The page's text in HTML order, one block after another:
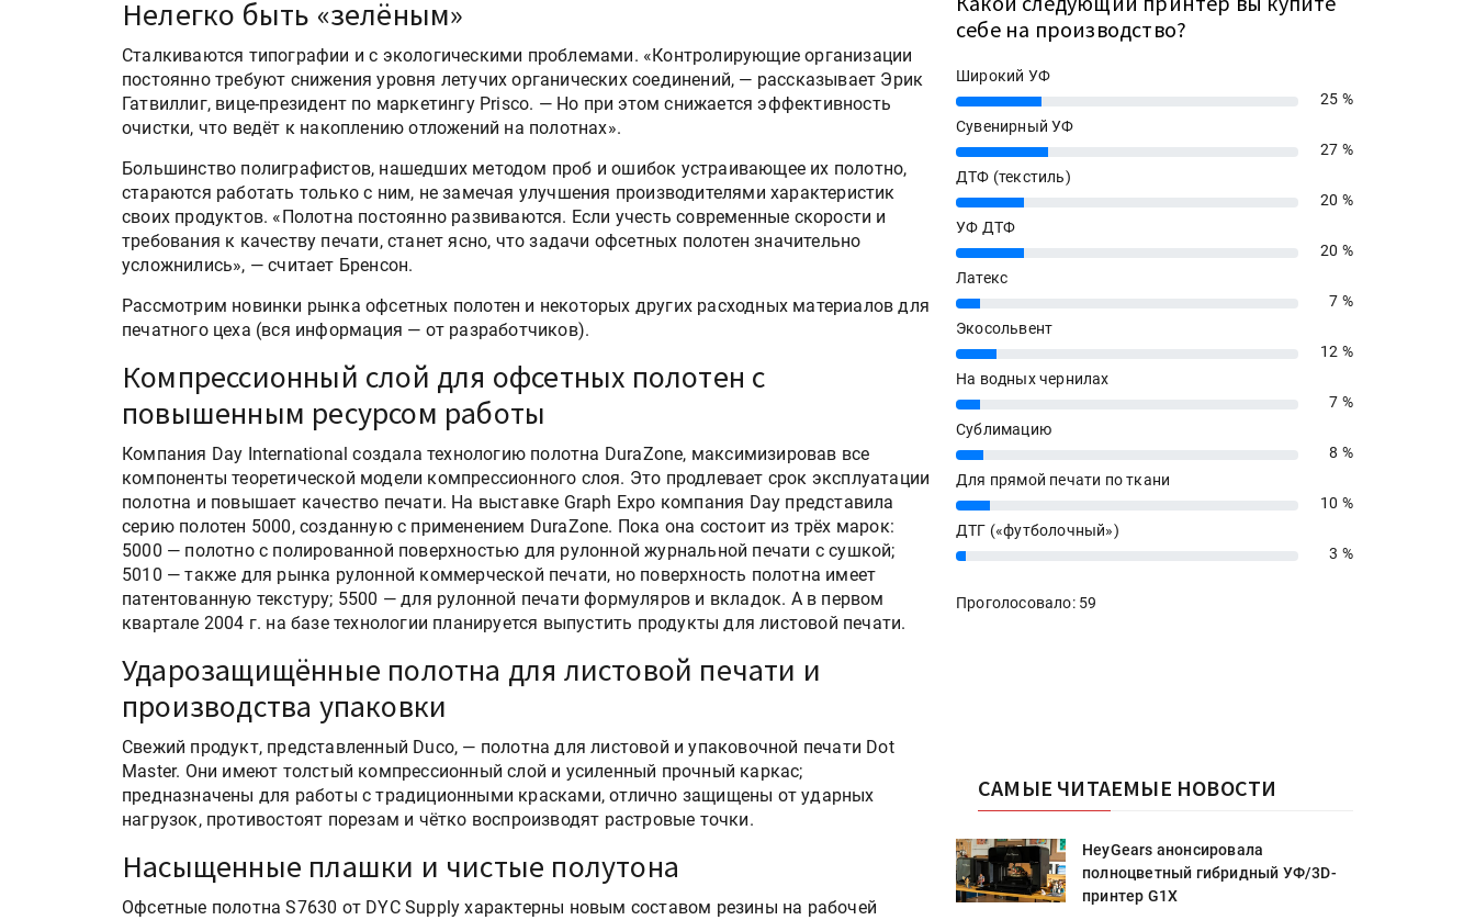
Нелегко быть «зелёным»
Сталкиваются типографии и с экологическими проблемами. «Контролирующие организации
постоянно требуют снижения уровня летучих органических соединений, — рассказывает Эрик
Гатвиллиг, вице-президент по маркетингу Prisco. — Но при этом снижается эффективность
очистки, что ведёт к накоплению отложений на полотнах».
Большинство полиграфистов, нашедших методом проб и ошибок устраивающее их полотно,
стараются работать только с ним, не замечая улучшения производителями характеристик
своих продуктов. «Полотна постоянно развиваются. Если учесть современные скорости и
требования к качеству печати, станет ясно, что задачи офсетных полотен значительно
усложнились», — считает Бренсон.
Рассмотрим новинки рынка офсетных полотен и некоторых других расходных материалов для
печатного цеха (вся информация — от разработчиков).
Компрессионный слой для офсетных полотен с
повышенным ресурсом работы
Компания Day International создала технологию полотна DuraZone, максимизировав все
компоненты теоретической модели компрессионного слоя. Это продлевает срок эксплуатации
полотна и повышает качество печати. На выставке Graph Expo компания Day представила
серию полотен 5000, созданную с применением DuraZone. Пока она состоит из трёх марок:
5000 — полотно с полированной поверхностью для рулонной журнальной печати с сушкой;
5010 — также для рынка рулонной коммерческой печати, но поверхность полотна имеет
патентованную текстуру; 5500 — для рулонной печати формуляров и вкладок. А в первом
квартале 2004 г. на базе технологии планируется выпустить продукты для листовой печати.
Ударозащищённые полотна для листовой печати и
производства упаковки
Свежий продукт, представленный Duco, — полотна для листовой и упаковочной печати Dot
Master. Они имеют толстый компрессионный слой и усиленный прочный каркас;
предназначены для работы с традиционными красками, отлично защищены от ударных
нагрузок, противостоят порезам и чётко воспроизводят растровые точки.
Насыщенные плашки и чистые полутона
Офсетные полотна S7630 от DYC Supply характерны новым составом резины на рабочей
себе на производство?
Широкий УФ
25%
25 %
Сувенирный УФ
27%
27 %
ДТФ (текстиль)
20%
20 %
УФ ДТФ
20%
20 %
Латекс
7%
7 %
Экосольвент
12%
12 %
На водных чернилах
7%
7 %
Сублимацию
8%
8 %
Для прямой печати по ткани
10%
10 %
ДТГ («футболочный»)
3% 3 %
Проголосовало: 59
САМЫЕ ЧИТАЕМЫЕ НОВОСТИ
полноцветный гибридный УФ/3D-
HeyGears анонсировала
полноцветный гибридный УФ/3D-
принтер G1X